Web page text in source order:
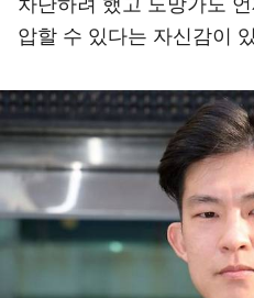
압할 수 있다는 자신감이